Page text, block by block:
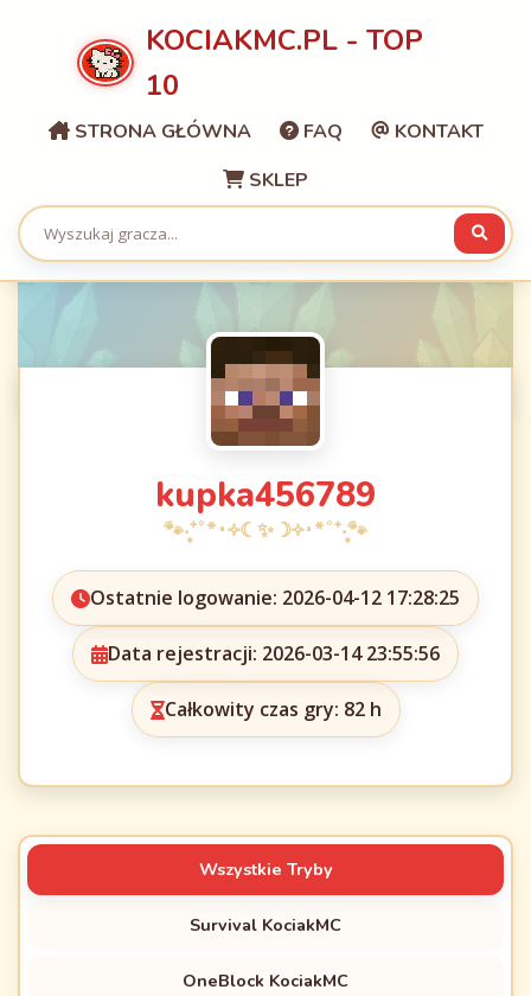
KOCIAKMC.PL - TOP
10
STRONA GŁÓWNA FAQ
KONTAKT
SKLEP
kupka456789
Ostatnie logowanie: 2026-04-12 17:28:25
Data rejestracji: 2026-03-14 23:55:56
Całkowity czas gry: 82 h
Wszystkie Tryby
Survival KociakMC
OneBlock KociakMC